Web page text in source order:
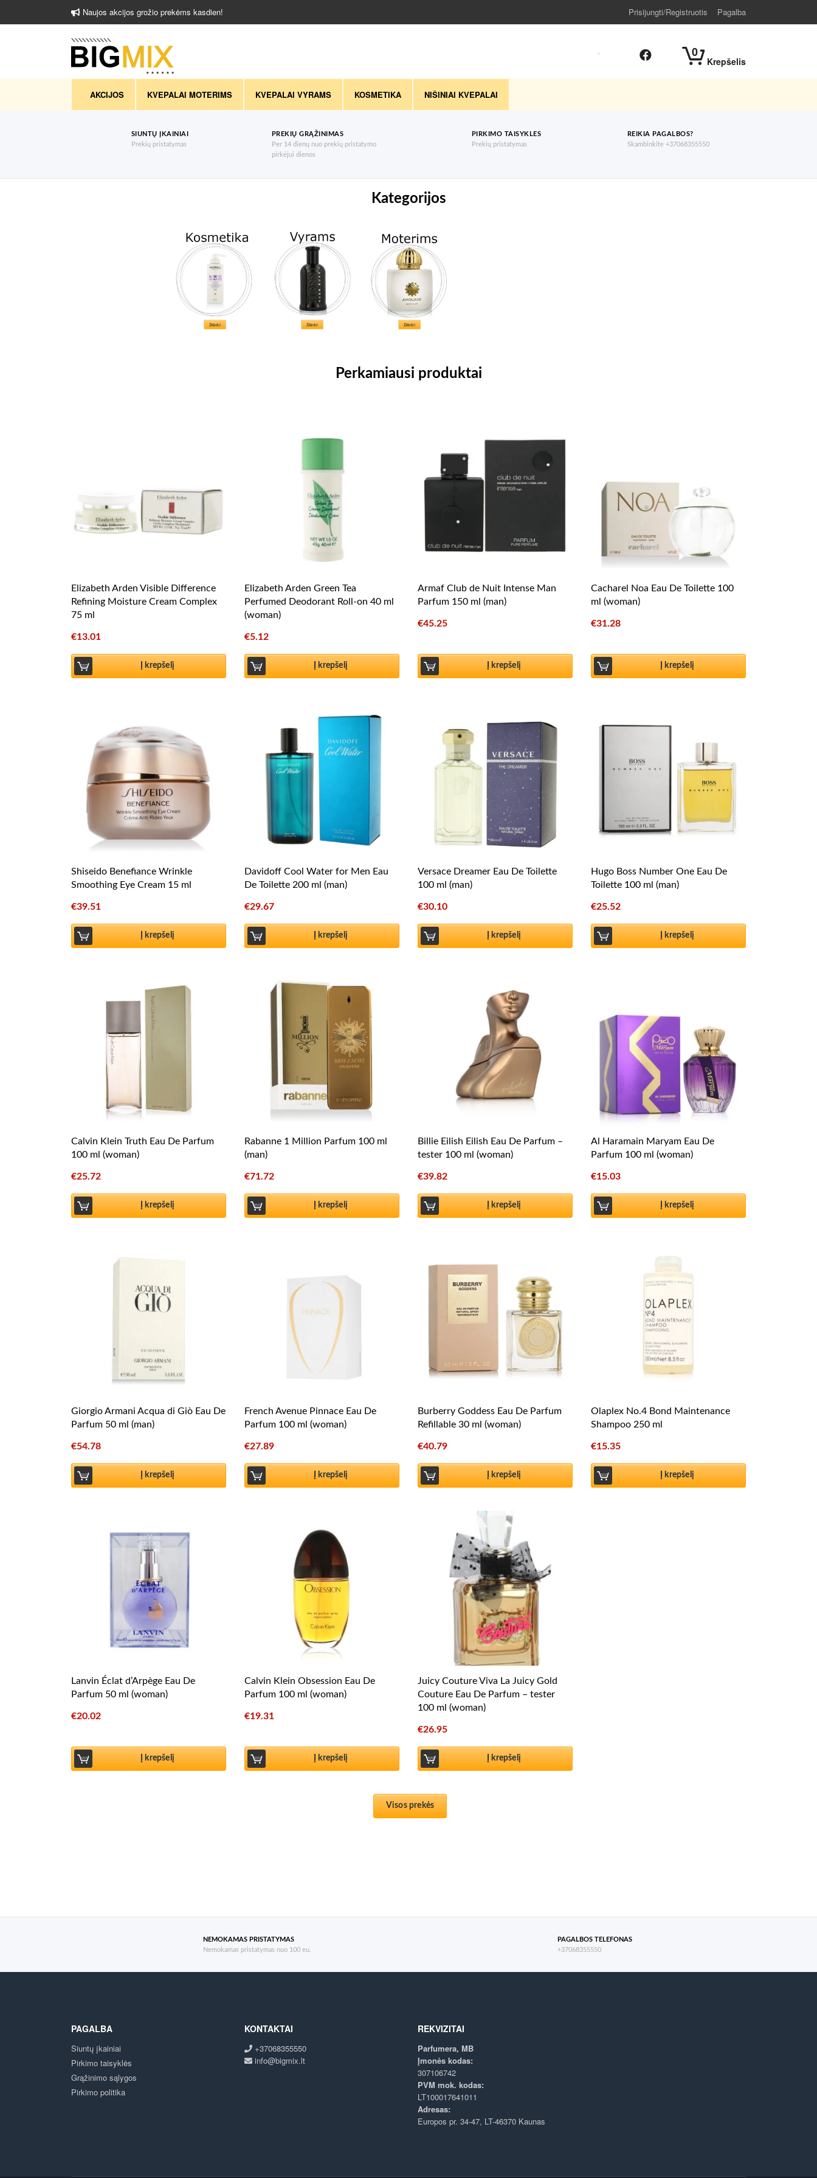
Naujos akcijos grožio prekėms kasdien! Prisijungti/Registruotis Pagalba
0
Krepšelis
AKCIJOS KVEPALAI MOTERIMS KVEPALAI VYRAMS KOSMETIKA NIŠINIAI KVEPALAI
SIUNTŲ ĮKAINIAI
Prekių pristatymas
PREKIŲ GRĄŽINIMAS
Per 14 dienų nuo prekių pristatymo
pirkėjui dienos
PIRKIMO TAISYKLES
Prekių pristatymas
REIKIA PAGALBOS?
Skambinkite +37068355550
Kategorijos
Perkamiausi produktai
Elizabeth Arden Visible Difference
Refining Moisture Cream Complex
75 ml
€13.01
Į krepšelį
Elizabeth Arden Green Tea
Perfumed Deodorant Roll-on 40 ml
(woman)
€5.12
Į krepšelį
Armaf Club de Nuit Intense Man
Parfum 150 ml (man)
€45.25
Į krepšelį
Cacharel Noa Eau De Toilette 100
ml (woman)
€31.28
Į krepšelį
Shiseido Benefiance Wrinkle
Smoothing Eye Cream 15 ml
€39.51
Į krepšelį
Davidoff Cool Water for Men Eau
De Toilette 200 ml (man)
€29.67
Į krepšelį
Versace Dreamer Eau De Toilette
100 ml (man)
€30.10
Į krepšelį
Hugo Boss Number One Eau De
Toilette 100 ml (man)
€25.52
Į krepšelį
Calvin Klein Truth Eau De Parfum
100 ml (woman)
€25.72
Į krepšelį
Rabanne 1 Million Parfum 100 ml
(man)
€71.72
Į krepšelį
Billie Eilish Eilish Eau De Parfum –
tester 100 ml (woman)
€39.82
Į krepšelį
Al Haramain Maryam Eau De
Parfum 100 ml (woman)
€15.03
Į krepšelį
Giorgio Armani Acqua di Giò Eau De
Parfum 50 ml (man)
€54.78
Į krepšelį
French Avenue Pinnace Eau De
Parfum 100 ml (woman)
€27.89
Į krepšelį
Burberry Goddess Eau De Parfum
Refillable 30 ml (woman)
€40.79
Į krepšelį
Olaplex No.4 Bond Maintenance
Shampoo 250 ml
€15.35
Į krepšelį
Lanvin Éclat d’Arpège Eau De
Parfum 50 ml (woman)
€20.02
Į krepšelį
Calvin Klein Obsession Eau De
Parfum 100 ml (woman)
€19.31
Į krepšelį
Juicy Couture Viva La Juicy Gold
Couture Eau De Parfum – tester
100 ml (woman)
€26.95
Į krepšelį
Visos prekės
NEMOKAMAS PRISTATYMAS
Nemokamas pristatymas nuo 100 eu.
PAGALBOS TELEFONAS
+37068355550
PAGALBA
Siuntų įkainiai
Pirkimo taisyklės
Grąžinimo sąlygos
Pirkimo politika
KONTAKTAI
+37068355550
info@bigmix.lt
REKVIZITAI
Parfumera, MB
Įmonės kodas:
307106742
PVM mok. kodas:
LT100017641011
Adresas:
Europos pr. 34-47, LT-46370 Kaunas